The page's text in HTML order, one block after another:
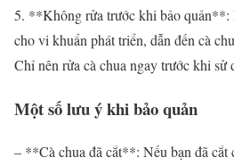
5. **Không rửa trước khi bảo quản**:
cho vi khuẩn phát triển, dẫn đến cà
Chỉ nên rửa cà chua ngay trước khi sử
Một số lưu ý khi bảo quản
– **Cà chua đã cắt**: Nếu bạn đã cắt